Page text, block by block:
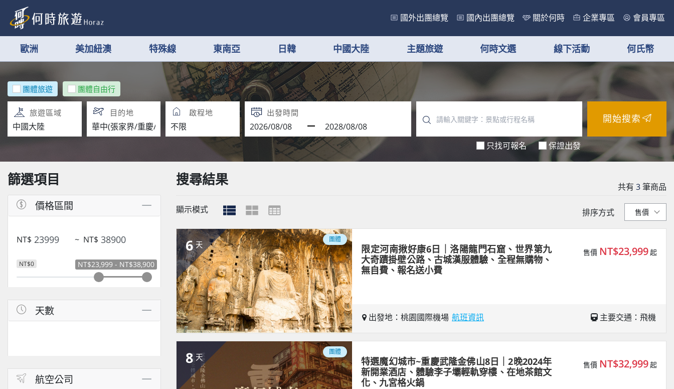
國外出團總覽 國內出團總覽 關於何時 企業專區 會員專區
歐洲 美加紐澳 特殊線 東南亞 日韓 中國大陸 主題旅遊 何時文選 線下活動 何氏幣
團體旅遊 團體自由行
旅遊區域 目的地 啟程地 出發時間
只找可報名 保證出發
開始搜索
篩選項目
價格區間
NT$ ~ NT$
NT$0 NT$23,999 - NT$38,900
天數
航空公司
搜尋結果 共有 3筆商品
顯示模式 排序方式
6 天
團體
限定河南揪好康6日｜洛陽龍門石窟、世界第九
大奇蹟掛壁公路、古城漢服體驗、全程無購物、
無自費、報名送小費
售價 NT$23,999起
出發地：桃園國際機場 航班資訊 主要交通：飛機
8 天
團體
特選魔幻城市~重慶武隆金佛山8日｜2晚2024年
新開業酒店、體驗李子壩輕軌穿樓、在地茶館文
化、九宮格火鍋
售價 NT$32,999起